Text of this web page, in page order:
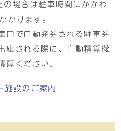
場合は駐車時間にかかわ
かります。
口で自動発券される駐車券
庫される際に、自動精算機
算ください。
施設のご案内